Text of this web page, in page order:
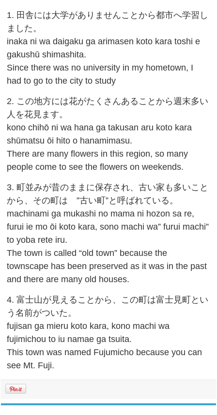
1. 田舎には大学がありませんことから都市へ学習し
ました。
inaka ni wa daigaku ga arimasen koto kara toshi e
gakushū shimashita.
Since there was no university in my hometown, I
had to go to the city to study
2. この地方には花がたくさんあることから週末多い
人を花見ます。
kono chihō ni wa hana ga takusan aru koto kara
shūmatsu ōi hito o hanamimasu.
There are many flowers in this region, so many
people come to see the flowers on weekends.
3. 町並みが昔のままに保存され、古い家も多いこと
から、その町は ”古い町”と呼ばれている。
machinami ga mukashi no mama ni hozon sa re,
furui ie mo ōi koto kara, sono machi wa” furui machi”
to yoba rete iru.
The town is called “old town” because the
townscape has been preserved as it was in the past
and there are many old houses.
4. 富士山が見えることから、この町は富士見町とい
う名前がついた。
fujisan ga mieru koto kara, kono machi wa
fujimichou to iu namae ga tsuita.
This town was named Fujumicho because you can
see Mt. Fuji.